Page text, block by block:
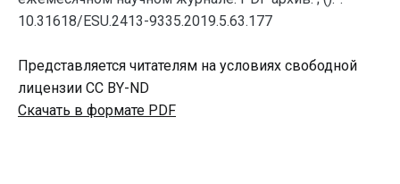
10.31618/ESU.2413-9335.2019.5.63.177
Представляется читателям на условиях свободной
лицензии CC BY-ND
Скачать в формате PDF